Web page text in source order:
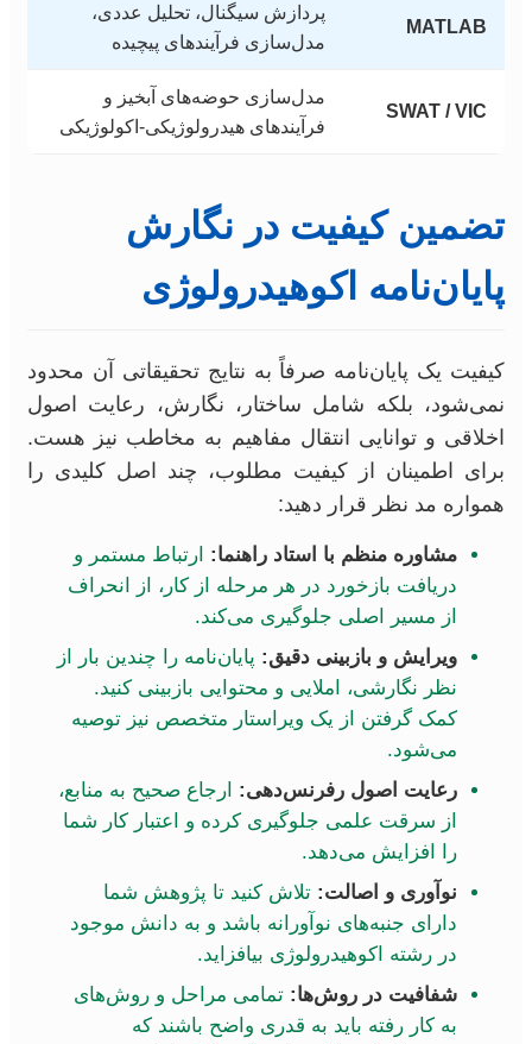
MATLAB
پردازش سیگنال، تحلیل عددی،
مدل‌سازی فرآیندهای پیچیده
SWAT / VIC
مدل‌سازی حوضه‌های آبخیز و
فرآیندهای هیدرولوژیکی-اکولوژیکی
تضمین کیفیت در نگارش
پایان‌نامه اکوهیدرولوژی
کیفیت یک پایان‌نامه صرفاً به نتایج تحقیقاتی آن محدود
نمی‌شود، بلکه شامل ساختار، نگارش، رعایت اصول
اخلاقی و توانایی انتقال مفاهیم به مخاطب نیز هست.
برای اطمینان از کیفیت مطلوب، چند اصل کلیدی را
همواره مد نظر قرار دهید:
مشاوره منظم با استاد راهنما: ارتباط مستمر و
دریافت بازخورد در هر مرحله از کار، از انحراف
از مسیر اصلی جلوگیری می‌کند.
ویرایش و بازبینی دقیق: پایان‌نامه را چندین بار از
نظر نگارشی، املایی و محتوایی بازبینی کنید.
کمک گرفتن از یک ویراستار متخصص نیز توصیه
می‌شود.
رعایت اصول رفرنس‌دهی: ارجاع صحیح به منابع،
از سرقت علمی جلوگیری کرده و اعتبار کار شما
را افزایش می‌دهد.
نوآوری و اصالت: تلاش کنید تا پژوهش شما
دارای جنبه‌های نوآورانه باشد و به دانش موجود
در رشته اکوهیدرولوژی بیافزاید.
شفافیت در روش‌ها: تمامی مراحل و روش‌های
به کار رفته باید به قدری واضح باشند که